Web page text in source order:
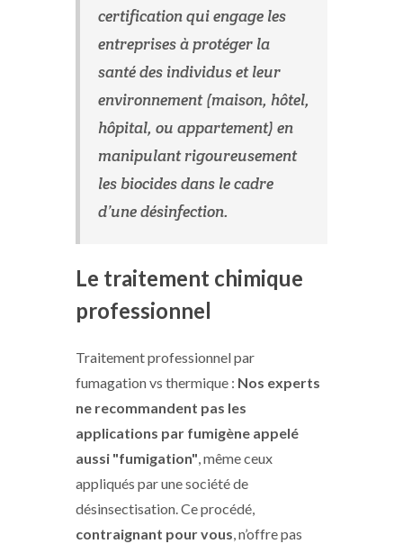
certification qui engage les
entreprises à protéger la
santé des individus et leur
environnement (maison, hôtel,
hôpital, ou appartement) en
manipulant rigoureusement
les biocides dans le cadre
d’une désinfection.
Le traitement chimique
professionnel
Traitement professionnel par
fumagation vs thermique : Nos experts
ne recommandent pas les
applications par fumigène appelé
aussi "fumigation", même ceux
appliqués par une société de
désinsectisation. Ce procédé,
contraignant pour vous, n’offre pas